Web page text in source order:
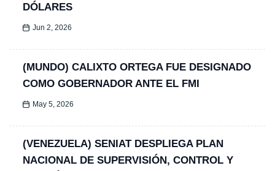
DÓLARES
Jun 2, 2026
(MUNDO) CALIXTO ORTEGA FUE DESIGNADO
COMO GOBERNADOR ANTE EL FMI
May 5, 2026
(VENEZUELA) SENIAT DESPLIEGA PLAN
NACIONAL DE SUPERVISIÓN, CONTROL Y